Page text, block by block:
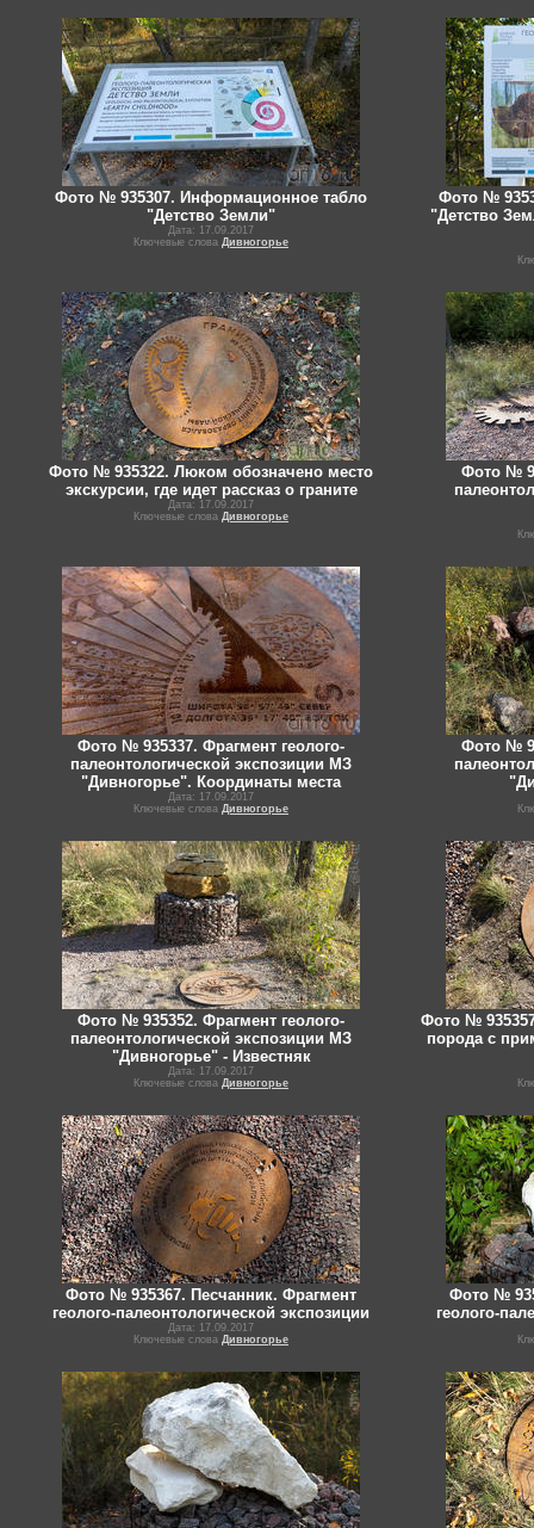
Фото № 935307. Информационное табло
"Детство Земли"
Дата: 17.09.2017
Ключевые слова Дивногорье
Фото №
"Детство
Фото № 935322. Люком обозначено место
экскурсии, где идет рассказ о граните
Дата: 17.09.2017
Ключевые слова Дивногорье
Фото №
Фото № 935337. Фрагмент геолого-
палеонтологической экспозиции МЗ
"Дивногорье". Координаты места
Дата: 17.09.2017
Ключевые слова Дивногорье
Фото №
Фото № 935352. Фрагмент геолого-
палеонтологической экспозиции МЗ
"Дивногорье" - Известняк
Дата: 17.09.2017
Ключевые слова Дивногорье
Фото №
порода с
Фото № 935367. Песчанник. Фрагмент
геолого-палеонтологической экспозиции
Дата: 17.09.2017
Ключевые слова Дивногорье
Фото №
геолого-